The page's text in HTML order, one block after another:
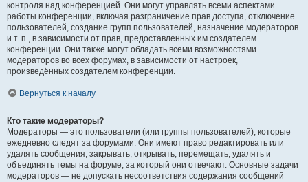
контроля над конференцией. Они могут управлять всеми аспектами
работы конференции, включая разграничение прав доступа, отключение
пользователей, создание групп пользователей, назначение модераторов
и т. п., в зависимости от прав, предоставленных им создателем
конференции. Они также могут обладать всеми возможностями
модераторов во всех форумах, в зависимости от настроек,
произведённых создателем конференции.
Вернуться к началу
Кто такие модераторы?
Модераторы — это пользователи (или группы пользователей), которые
ежедневно следят за форумами. Они имеют право редактировать или
удалять сообщения, закрывать, открывать, перемещать, удалять и
объединять темы на форуме, за который они отвечают. Основные задачи
модераторов — не допускать несоответствия содержания сообщений